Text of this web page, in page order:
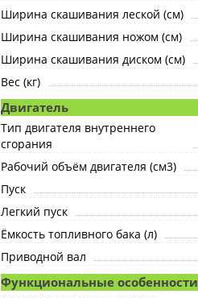
Ширина скашивания леской (см)
Ширина скашивания ножом (см)
Ширина скашивания диском (см)
Вес (кг)
Двигатель
Тип двигателя внутреннего
сгорания
Рабочий объём двигателя (см3)
Пуск
Легкий пуск
Ёмкость топливного бака (л)
Приводной вал
Функциональные особенности